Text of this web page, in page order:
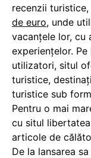
recenzii turistice,
de euro, unde
vacanţele lor, cu
experiențelor.
utilizatori, situl
turistice,
turistice sub
Pentru o mai
cu situl
articole de
De la lansarea